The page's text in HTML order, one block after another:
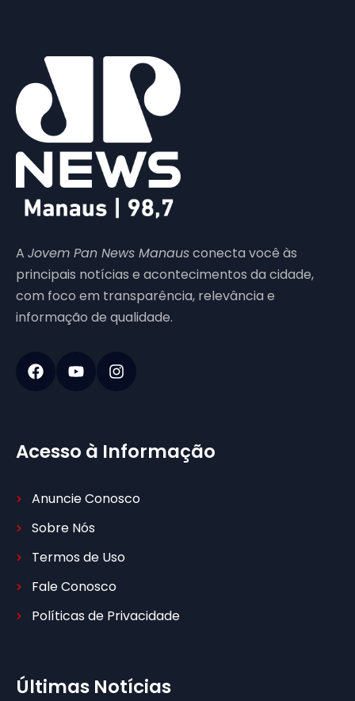
A Jovem Pan News Manausconecta você às
principais notícias e acontecimentos da cidade,
com foco em transparência, relevância e
informação de qualidade.
Acesso à Informação
Anuncie Conosco
Sobre Nós
Termos de Uso
Fale Conosco
Políticas de Privacidade
Últimas Notícias